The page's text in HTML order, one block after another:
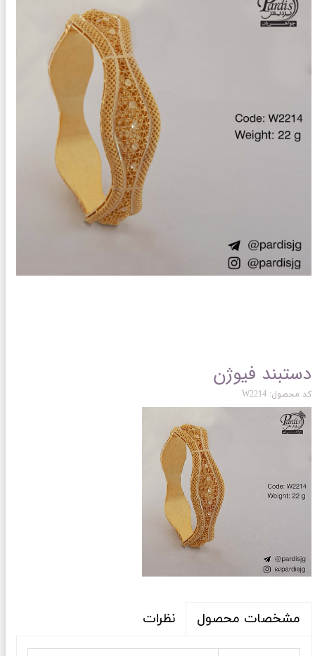
دستبند فیوژن
کد محصول: W2214
مشخصات محصول نظرات